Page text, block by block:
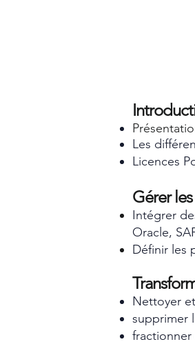
Les
Licences
Gérer
Intégrer
Oracle,
Définir les
Nettoyer
supprimer